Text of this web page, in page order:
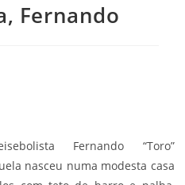
Fernando
Fernando “Toro”
nasceu numa modesta casa